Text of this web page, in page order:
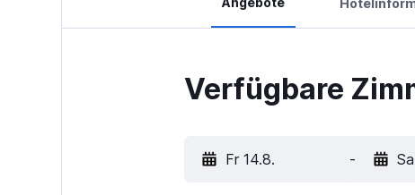
Verfügbare
Fr 14.8. -